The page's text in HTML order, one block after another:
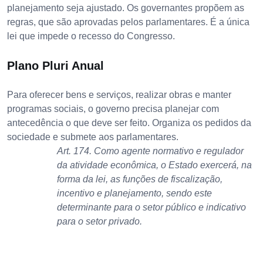
planejamento seja ajustado. Os governantes propõem as
regras, que são aprovadas pelos parlamentares. É a única
lei que impede o recesso do Congresso.
Plano Pluri Anual
Para oferecer bens e serviços, realizar obras e manter
programas sociais, o governo precisa planejar com
antecedência o que deve ser feito. Organiza os pedidos da
sociedade e submete aos parlamentares.
Art. 174. Como agente normativo e regulador
da atividade econômica, o Estado exercerá, na
forma da lei, as funções de fiscalização,
incentivo e planejamento, sendo este
determinante para o setor público e indicativo
para o setor privado.